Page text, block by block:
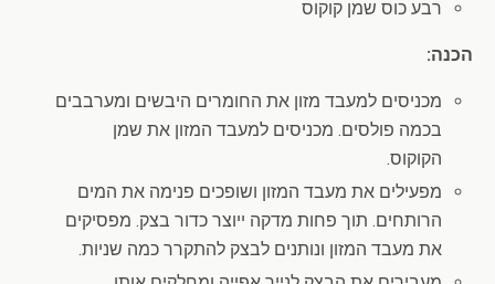
רבע כוס שמן קוקוס
הכנה:
מכניסים למעבד מזון את החומרים היבשים ומערבבים
בכמה פולסים. מכניסים למעבד המזון את שמן
הקוקוס.
מפעילים את מעבד המזון ושופכים פנימה את המים
הרותחים. תוך פחות מדקה ייוצר כדור בצק. מפסיקים
את מעבד המזון ונותנים לבצק להתקרר כמה שניות.